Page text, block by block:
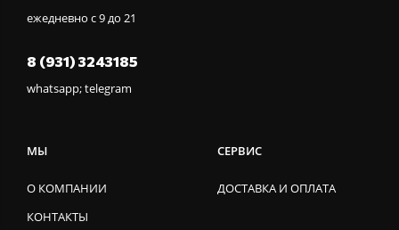
ежедневно с 9 до 21
8 (931) 3243185
whatsapp; telegram
МЫ
О КОМПАНИИ
КОНТАКТЫ
СЕРВИС
ДОСТАВКА И ОПЛАТА